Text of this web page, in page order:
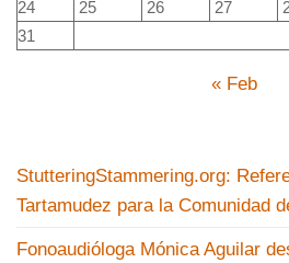
24
25 26 27
31
« Feb
StutteringStammering.org:
Tartamudez para la Comunidad
Fonoaudióloga Mónica Aguilar